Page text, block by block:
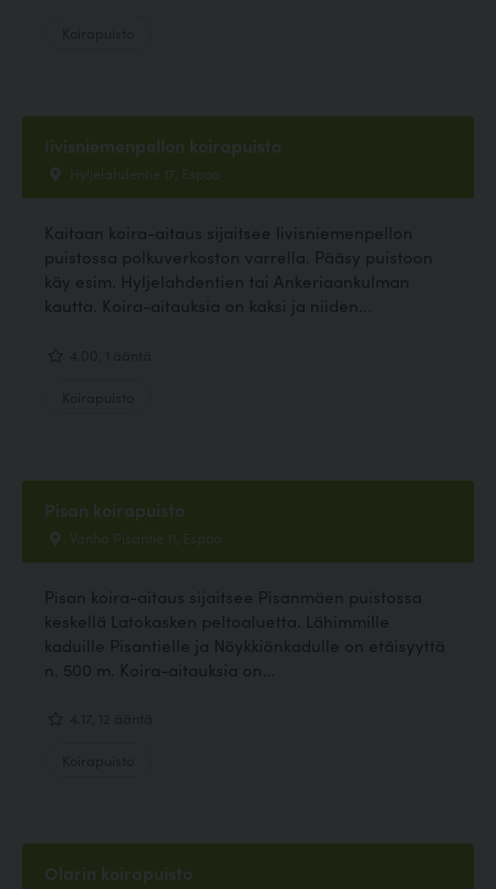
Iivisniemenpellon koirapuisto
Hyljelahdentie 17, Espoo
Kaitaan koira-aitaus sijaitsee Iivisniemenpellon
puistossa polkuverkoston varrella. Pääsy puistoon
käy esim. Hyljelahdentien tai Ankeriaankulman
kautta. Koira-aitauksia on kaksi ja niiden...
Pisan koirapuisto
Vanha Pisantie 11, Espoo
Pisan koira-aitaus sijaitsee Pisanmäen puistossa
keskellä Latokasken peltoaluetta. Lähimmille
kaduille Pisantielle ja Nöykkiönkadulle on etäisyyttä
n. 500 m. Koira-aitauksia on...
Olarin koirapuisto